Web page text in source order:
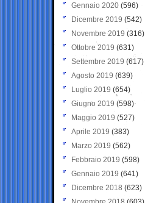
Gennaio 2020 (596)
Dicembre 2019 (542)
Novembre 2019 (316)
Ottobre 2019 (631)
Settembre 2019 (617)
Agosto 2019 (639)
Luglio 2019 (654)
Giugno 2019 (598)
Maggio 2019 (527)
Aprile 2019 (383)
Marzo 2019 (562)
Febbraio 2019 (598)
Gennaio 2019 (641)
Dicembre 2018 (623)